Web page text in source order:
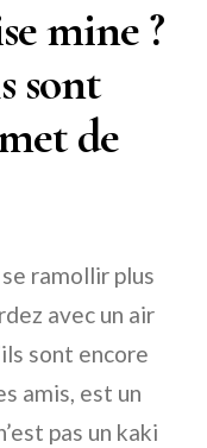
mine ?
sont
de
ramollir plus
avec un air
sont encore
amis, est un
pas un kaki